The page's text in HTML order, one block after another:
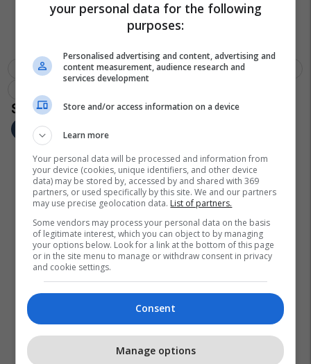
Magjistralja Prishtinë - Fushë Kosovë
Aksident Komunikacioni
your personal data for the following
purposes:
Personalised advertising and content, advertising and
content measurement, audience research and
services development
Store and/or access information on a device
Learn more
Your personal data will be processed and information from
your device (cookies, unique identifiers, and other device
data) may be stored by, accessed by and shared with 369
partners, or used specifically by this site. We and our partners
may use precise geolocation data. List of partners.
Some vendors may process your personal data on the basis
of legitimate interest, which you can object to by managing
your options below. Look for a link at the bottom of this page
or in the site menu to manage or withdraw consent in privacy
and cookie settings.
Consent
Manage options